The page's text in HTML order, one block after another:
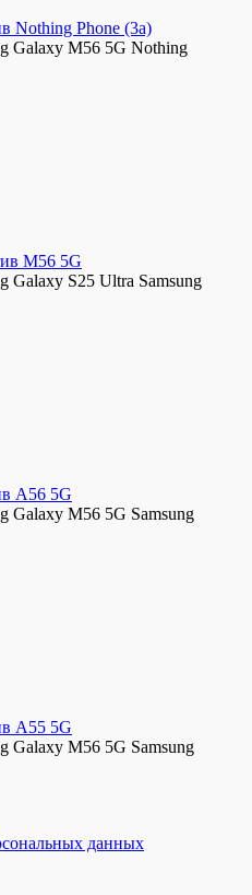
Nothing Phone (3a)
Galaxy M56 5G Nothing
M56 5G
Galaxy S25 Ultra Samsung
A56 5G
Galaxy M56 5G Samsung
A55 5G
Galaxy M56 5G Samsung
данных